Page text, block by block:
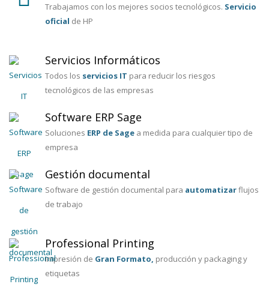
Trabajamos con los mejores socios tecnológicos. Servicio
oficial de HP
Servicios Informáticos
Todos los servicios IT para reducir los riesgos
tecnológicos de las empresas
Software ERP Sage
Soluciones ERP de Sage a medida para cualquier tipo de
empresa
Gestión documental
Software de gestión documental para automatizarflujos
de trabajo
Professional Printing
Impresión de Gran Formato, producción y packaging y
etiquetas